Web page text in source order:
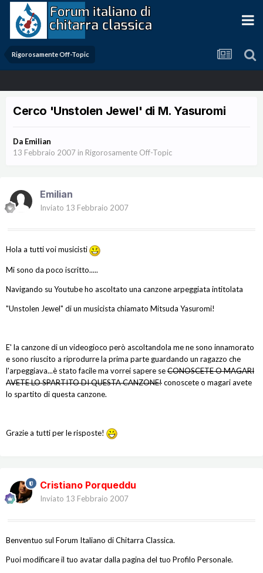
Rigorosamente Off-Topic
Cerco 'Unstolen Jewel' di M. Yasuromi
Da Emilian
13 Febbraio 2007 in Rigorosamente Off-Topic
Emilian
Inviato 13 Febbraio 2007
Hola a tutti voi musicisti
Mi sono da poco iscritto.....
Navigando su Youtube ho ascoltato una canzone arpeggiata intitolata
"Unstolen Jewel" di un musicista chiamato Mitsuda Yasuromi!
E' la canzone di un videogioco però ascoltandola me ne sono innamorato
e sono riuscito a riprodurre la prima parte guardando un ragazzo che
l'arpeggiava...è stato facile ma vorrei sapere seCONOSCETE O MAGARI
AVETE LO SPARTITO DI QUESTA CANZONE!conoscete o magari avete
lo spartito di questa canzone.
Grazie a tutti per le risposte!
Cristiano Porqueddu
Inviato 13 Febbraio 2007
Benventuo sul Forum Italiano di Chitarra Classica.
Puoi modificare il tuo avatar dalla pagina del tuo Profilo Personale.